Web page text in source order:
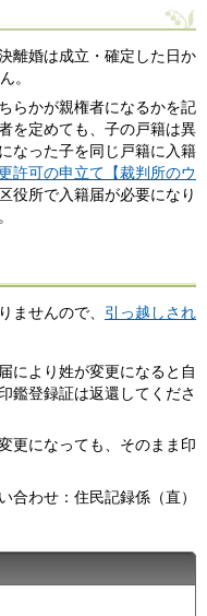
離婚は成立・確定した日か
。
らかが親権者になるかを記
を定めても、子の戸籍は異
なった子を同じ戸籍に入籍
許可の申立て【裁判所のウ
役所で入籍届が必要になり
ませんので、 引っ越しされ
により姓が変更になると自
鑑登録証は返還してくださ
更になっても、そのまま印
合わせ：住民記録係（直）